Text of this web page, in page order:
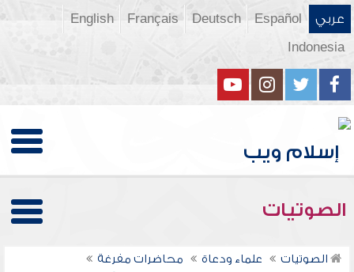
عربي Español
Deutsch
Français
English
Indonesia
الصوتيات
الصوتيات علماء ودعاة
محاضرات مفرغة